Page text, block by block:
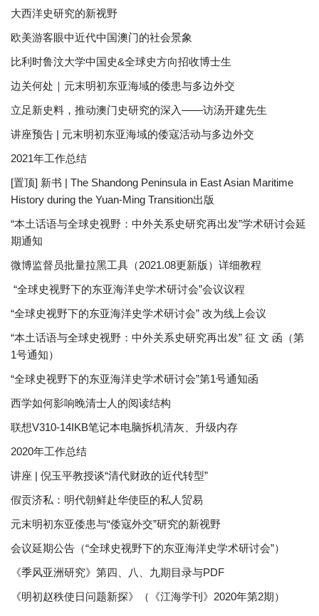
大西洋史研究的新视野
欧美游客眼中近代中国澳门的社会景象
比利时鲁汶大学中国史&全球史方向招收博士生
边关何处｜元末明初东亚海域的倭患与多边外交
立足新史料，推动澳门史研究的深入——访汤开建先生
讲座预告 | 元末明初东亚海域的倭寇活动与多边外交
2021年工作总结
[置顶] 新书 | The Shandong Peninsula in East Asian Maritime
History during the Yuan-Ming Transition出版
“本土话语与全球史视野：中外关系史研究再出发”学术研讨会延
期通知
微博监督员批量拉黑工具（2021.08更新版）详细教程
“全球史视野下的东亚海洋史学术研讨会”会议议程
“全球史视野下的东亚海洋史学术研讨会” 改为线上会议
“本土话语与全球史视野：中外关系史研究再出发” 征 文 函（第
1号通知）
“全球史视野下的东亚海洋史学术研讨会”第1号通知函
西学如何影响晚清士人的阅读结构
联想V310-14IKB笔记本电脑拆机清灰、升级内存
2020年工作总结
讲座 | 倪玉平教授谈“清代财政的近代转型”
假贡济私：明代朝鲜赴华使臣的私人贸易
元末明初东亚倭患与“倭寇外交”研究的新视野
会议延期公告（“全球史视野下的东亚海洋史学术研讨会”）
《季风亚洲研究》第四、八、九期目录与PDF
《明初赵秩使日问题新探》（《江海学刊》2020年第2期）